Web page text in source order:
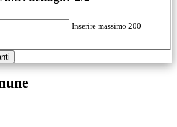
Inserire massimo 200